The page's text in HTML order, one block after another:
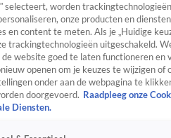
selecteert, worden
onze producten en
en content te meten. Als je „Huidige
trackingtechnologieën uitgeschakeld.
de website goed te laten functioneren en
openen om je keuzes te wijzigen
onder aan de webpagina te
doorgevoerd. Raadpleeg onze
Diensten.